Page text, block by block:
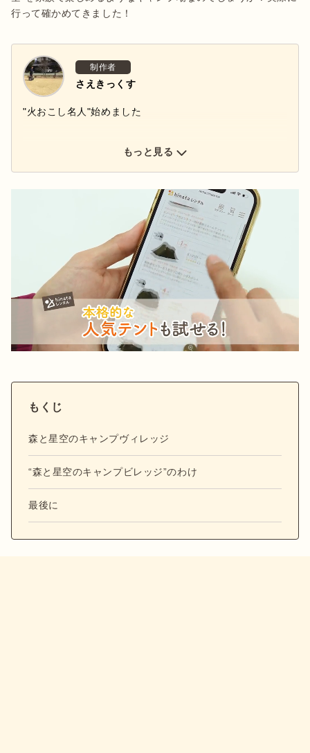
行って確かめてきました！
制作者
さえきっくす
"火おこし名人"始めました
もっと見る
もくじ
森と星空のキャンプヴィレッジ
“森と星空のキャンプビレッジ”のわけ
最後に